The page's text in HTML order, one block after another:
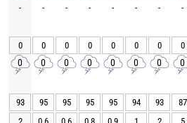
- - - - - - - -
0 0 0 0 0 0 0 0
0 0 0 0 0 0 0 0
93 95 95 95 95 94 93
87